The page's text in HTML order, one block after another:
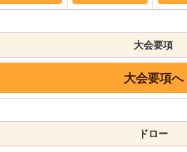
大会要項
大会要項へ
ドロー